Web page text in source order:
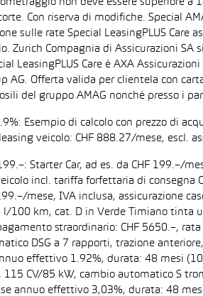
non deve essere superiore a
Con riserva di modifiche. Special
sulle rate Special LeasingPLUS
Zurich Compagnia di Assicurazioni SA
LeasingPLUS Care è AXA
AG. Offerta valida per clientela con
del gruppo AMAG nonché presso i
Esempio di calcolo con prezzo di
veicolo: CHF 888.27/mese, escl.
Starter Car, ad es. da CHF 199.–/
incl. tariffa forfettaria di consegna
mese, IVA inclusa, assicurazione
100 km, cat. D in Verde Timiano tinta
straordinario: CHF 5650.–,
DSG a 7 rapporti, trazione
effettivo 1.92%, durata: 48 mesi
115 CV/85 kW, cambio automatico S
annuo effettivo 3,03%, durata: 48